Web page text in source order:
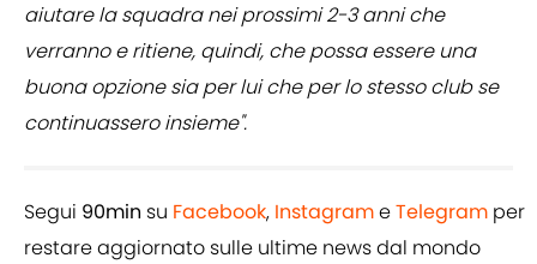
aiutare la squadra nei prossimi 2-3 anni che
verranno e ritiene, quindi, che possa essere una
buona opzione sia per lui che per lo stesso club se
continuassero insieme".
Segui 90min su Facebook, InstagrameTelegram per
restare aggiornato sulle ultime news dal mondo